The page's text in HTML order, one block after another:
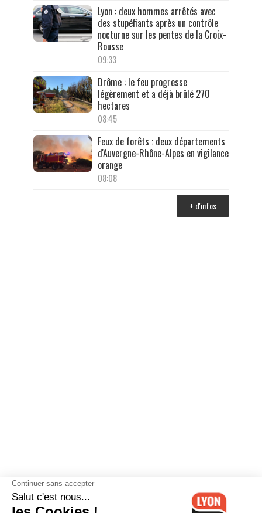
Lyon : deux hommes arrêtés avec
des stupéfiants après un contrôle
nocturne sur les pentes de la Croix-
Rousse
09:33
Drôme : le feu progresse
légèrement et a déjà brûlé 270
hectares
08:45
Feux de forêts : deux départements
d'Auvergne-Rhône-Alpes en vigilance
orange
08:08
+ d'infos